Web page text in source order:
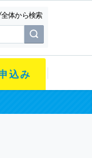
体から検索
込み